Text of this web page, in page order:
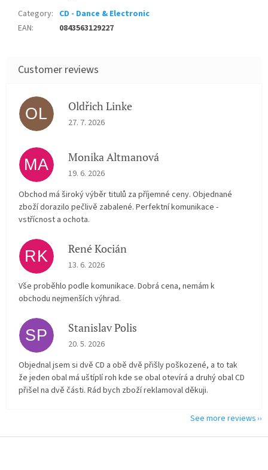
Category: CD - Dance & Electronic
EAN: 0843563129227
OL Oldřich Linke
The store rating is 5 out of 5 stars.
27. 7. 2026
MA Monika Altmanová
The store rating is 5 out of 5 stars.
19. 6. 2026
Obchod má široký výběr titulů za příjemné ceny. Objednané
zboží dorazilo pečlivě zabalené. Perfektní komunikace -
vstřícnost a ochota.
RK René Kocián
The store rating is 5 out of 5 stars.
13. 6. 2026
Vše proběhlo podle komunikace. Dobrá cena, nemám k
obchodu nejmenších výhrad.
SP Stanislav Polis
The store rating is 2 out of 5 stars.
20. 5. 2026
Objednal jsem si dvě CD a obě dvě přišly poškozené, a to tak
že jeden obal má uštíplí roh kde se obal otevírá a druhý obal CD
přišel na dvě části. Rád bych zboží reklamoval děkuji.
See more reviews
F